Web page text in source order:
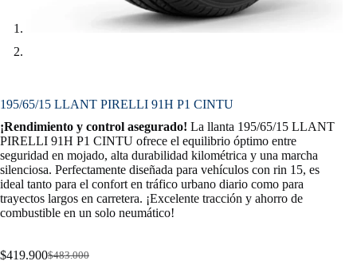
195/65/15 LLANT PIRELLI 91H P1 CINTU
¡Rendimiento y control asegurado! La llanta 195/65/15 LLANT
PIRELLI 91H P1 CINTU ofrece el equilibrio óptimo entre
seguridad en mojado, alta durabilidad kilométrica y una marcha
silenciosa. Perfectamente diseñada para vehículos con rin 15, es
ideal tanto para el confort en tráfico urbano diario como para
trayectos largos en carretera. ¡Excelente tracción y ahorro de
combustible en un solo neumático!
$483.000
Original
$419.900Current